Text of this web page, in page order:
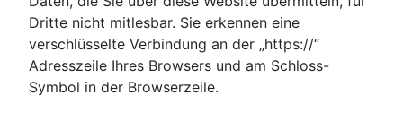
Dritte nicht mitlesbar. Sie erkennen eine
verschlüsselte Verbindung an der „https://“
Adresszeile Ihres Browsers und am Schloss-
Symbol in der Browserzeile.